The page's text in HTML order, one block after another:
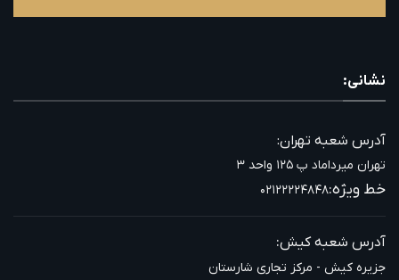
نشانی:
آدرس شعبه تهران:
تهران میرداماد پ ۱۲۵ واحد ۳
خط ویژه:۰۲۱۲۲۲۲۴۸۴۸
آدرس شعبه کیش:
جزیره کیش - مرکز تجاری شارستان